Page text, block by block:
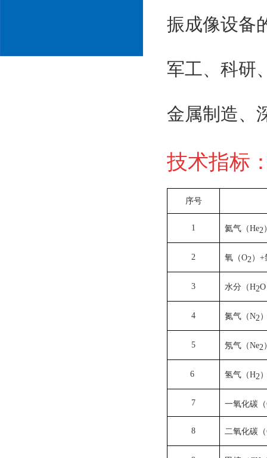
振成像设备
军工、科研
金属制造、
技术指标
序号
1 氦气（He2
2 氧（O2）
3 水分（H2
4 氮气（N2
5 氖气（Ne2
6 氢气（H2
7 一氧化碳
8 二氧化碳（